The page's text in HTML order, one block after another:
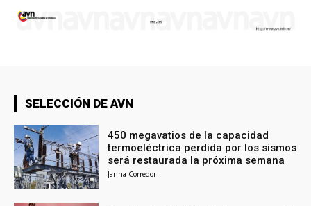
SELECCIÓN DE AVN
450 megavatios de la capacidad
termoeléctrica perdida por los sismos
será restaurada la próxima semana
Janna Corredor